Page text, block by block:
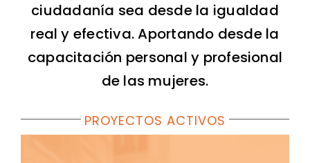
ciudadanía sea desde la igualdad
real y efectiva. Aportando desde la
capacitación personal y profesional
de las mujeres.
PROYECTOS ACTIVOS